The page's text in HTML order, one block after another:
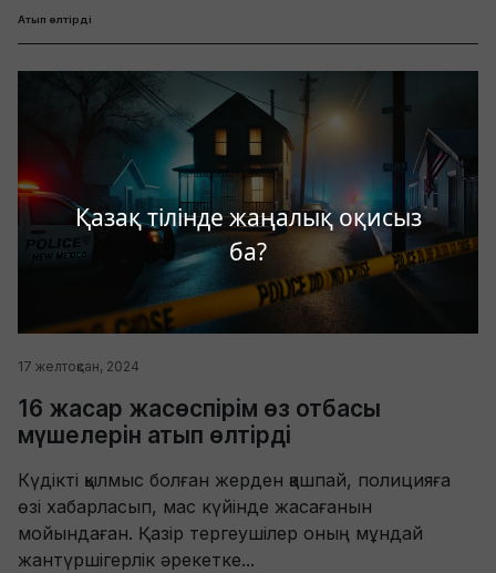
Қазақ тілінде жаңалық оқисыз
ба?
Атып өлтірді
17 желтоқсан, 2024
16 жасар жасөспірім өз отбасы
мүшелерін атып өлтірді
Күдікті қылмыс болған жерден қашпай, полицияға
өзі хабарласып, мас күйінде жасағанын
мойындаған. Қазір тергеушілер оның мұндай
жантүршігерлік әрекетке...